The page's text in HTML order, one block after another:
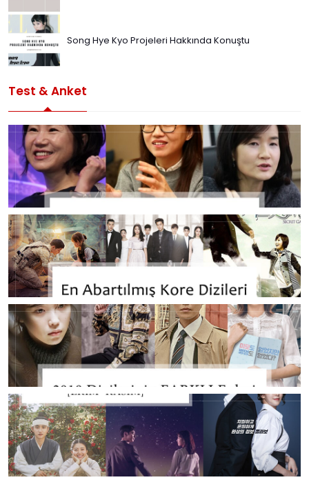
Song Hye Kyo Projeleri Hakkında Konuştu
Test & Anket